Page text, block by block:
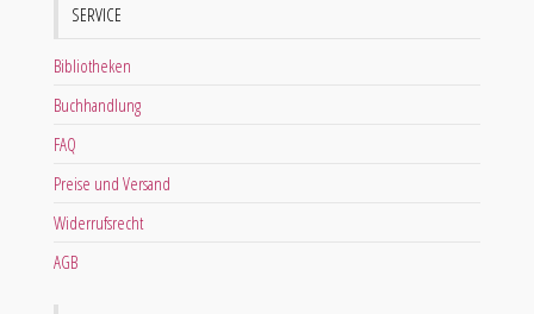
SERVICE
Bibliotheken
Buchhandlung
FAQ
Preise und Versand
Widerrufsrecht
AGB